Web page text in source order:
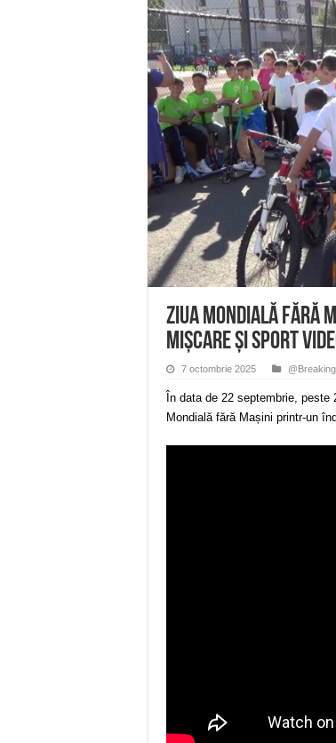
Miresme de
ANUNȚ
ANUNŢ
ANUNŢ
ANUNȚ
Ziua Mondială fără
mișcare și sport
7 octombrie 2025
În data de 22 septembrie,
Mondială fără Mașini printr-un